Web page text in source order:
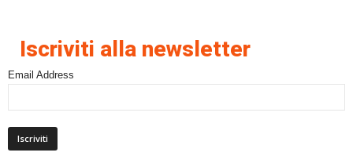
Iscriviti alla newsletter
Email Address